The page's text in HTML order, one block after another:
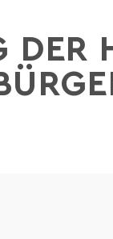
DER